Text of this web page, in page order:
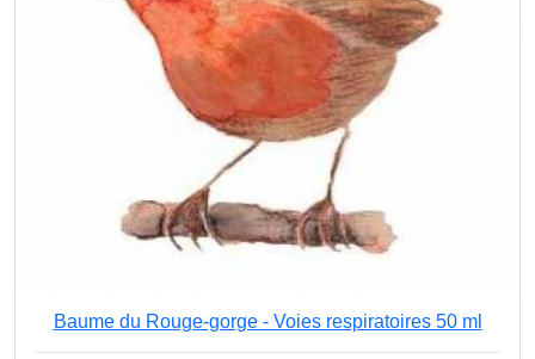
Baume du Rouge-gorge - Voies respiratoires 50 ml